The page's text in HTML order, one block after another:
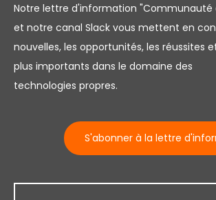
Notre lettre d'information "Communauté
et notre canal Slack vous mettent en
nouvelles, les opportunités, les réussites
plus importants dans le domaine des
technologies propres.
S'abonner à la lettre